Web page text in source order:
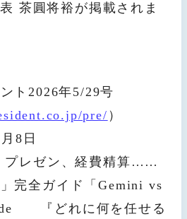
茶圓将裕が掲載されま
ト2026年5/29号
pre/ ）
8日
プレゼン、経費精算……
完全ガイド「Gemini vs
『どれに何を任せる